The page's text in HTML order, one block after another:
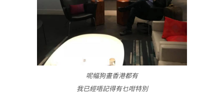
呢幅狗畫香港都有
我已經唔記得有乜咁特別